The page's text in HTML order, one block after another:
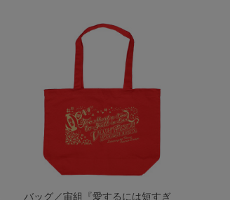
バッグ／宙組『愛するには短すぎ